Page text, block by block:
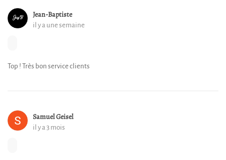
Jean-Baptiste
il y a une semaine
Top ! Très bon service clients
Samuel Geisel
il y a 3 mois